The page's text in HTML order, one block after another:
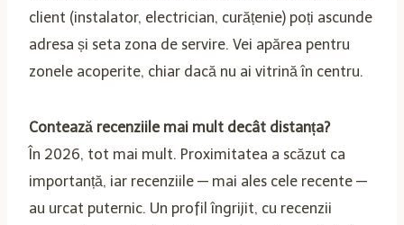
client (instalator, electrician, curățenie) poți ascunde
adresa și seta zona de servire. Vei apărea pentru
zonele acoperite, chiar dacă nu ai vitrină în centru.
Contează recenziile mai mult decât distanța?
În 2026, tot mai mult. Proximitatea a scăzut ca
importanță, iar recenziile — mai ales cele recente —
au urcat puternic. Un profil îngrijit, cu recenzii